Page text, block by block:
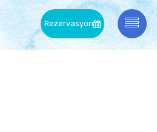
Rezervasyon